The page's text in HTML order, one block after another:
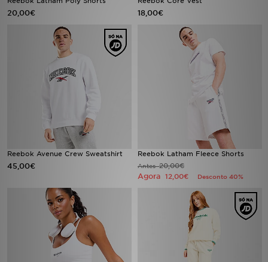
20,00€ 18,00€
Reebok Avenue Crew Sweatshirt
45,00€
Reebok Latham Fleece Shorts
Antes20,00€
Agora 12,00€ Desconto 40%
ESTADO DO TEU PEDIDO
ATENÇÃO AO CLIENTE
FAZ DOWNLOAD DA APP
TRABALHA CONNOSCO